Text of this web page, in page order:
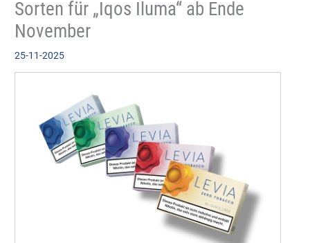
Sorten für „Iqos Iluma“ ab Ende
November
25-11-2025